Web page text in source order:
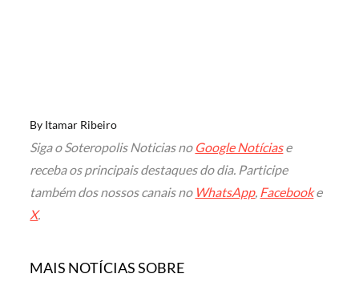
By Itamar Ribeiro
Siga o Soteropolis Noticias no Google Notíciase
receba os principais destaques do dia. Participe
também dos nossos canais no WhatsApp, Facebooke
X.
MAIS NOTÍCIAS SOBRE